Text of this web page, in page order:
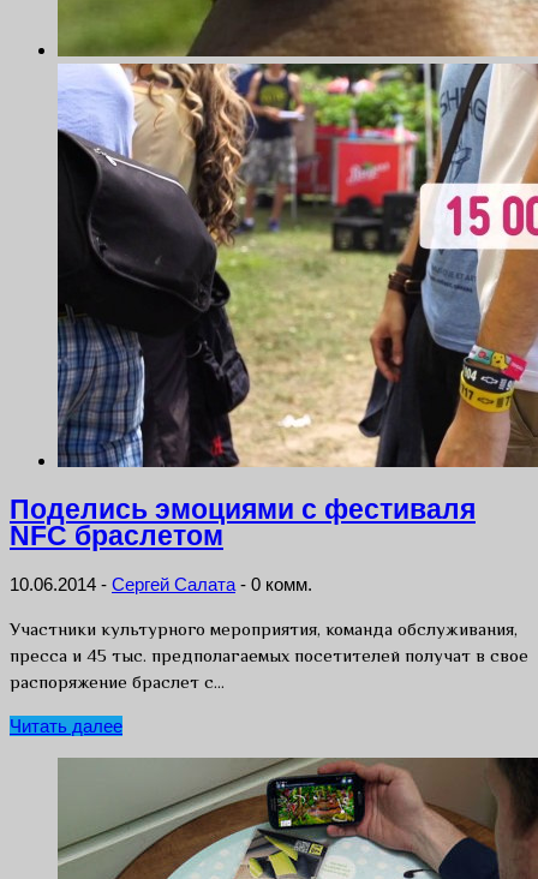
Поделись эмоциями с фестиваля
NFC браслетом
10.06.2014 - Сергей Салата - 0 комм.
Участники культурного мероприятия, команда обслуживания,
пресса и 45 тыс. предполагаемых посетителей получат в свое
распоряжение браслет с…
Читать далее